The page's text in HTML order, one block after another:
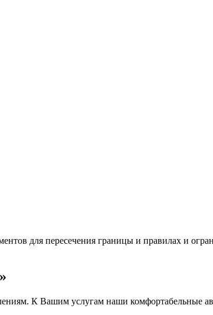
для пересечения границы и правилах и
К Вашим услугам наши комфортабельные